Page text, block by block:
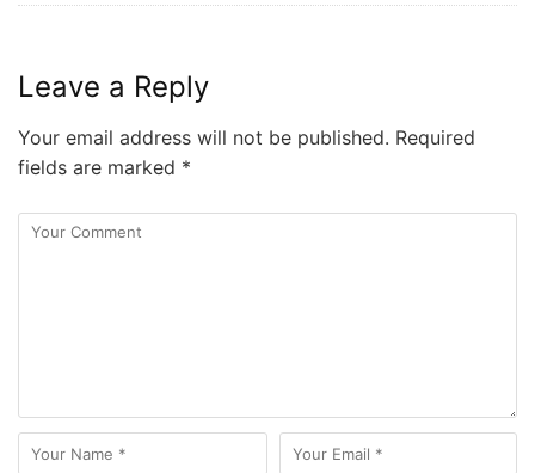
Leave a Reply
Your email address will not be published. Required
fields are marked *